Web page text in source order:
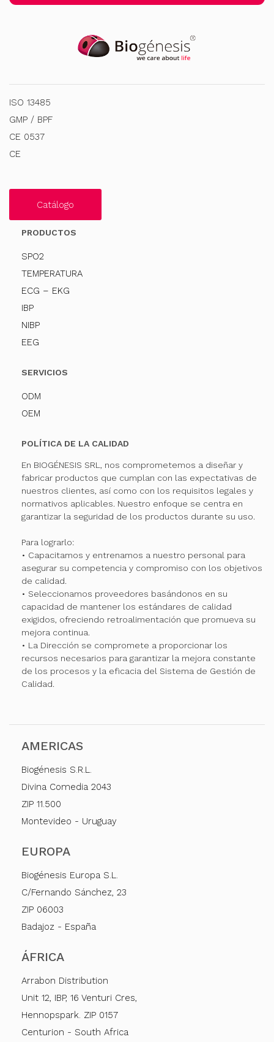
ISO 13485
GMP / BPF
CE 0537
CE
Catálogo
PRODUCTOS
SPO2
TEMPERATURA
ECG – EKG
IBP
NIBP
EEG
SERVICIOS
ODM
OEM
POLÍTICA DE LA CALIDAD
En BIOGÉNESIS SRL, nos comprometemos a diseñar y
fabricar productos que cumplan con las expectativas de
nuestros clientes, así como con los requisitos legales y
normativos aplicables. Nuestro enfoque se centra en
garantizar la seguridad de los productos durante su uso.
Para lograrlo:
• Capacitamos y entrenamos a nuestro personal para
asegurar su competencia y compromiso con los objetivos
de calidad.
• Seleccionamos proveedores basándonos en su
capacidad de mantener los estándares de calidad
exigidos, ofreciendo retroalimentación que promueva su
mejora continua.
• La Dirección se compromete a proporcionar los
recursos necesarios para garantizar la mejora constante
de los procesos y la eficacia del Sistema de Gestión de
Calidad.
AMERICAS
Biogénesis S.R.L.
Divina Comedia 2043
ZIP 11.500
Montevideo - Uruguay
EUROPA
Biogénesis Europa S.L.
C/Fernando Sánchez, 23
ZIP 06003
Badajoz - España
ÁFRICA
Arrabon Distribution
Unit 12, IBP, 16 Venturi Cres,
Hennopspark. ZIP 0157
Centurion - South Africa